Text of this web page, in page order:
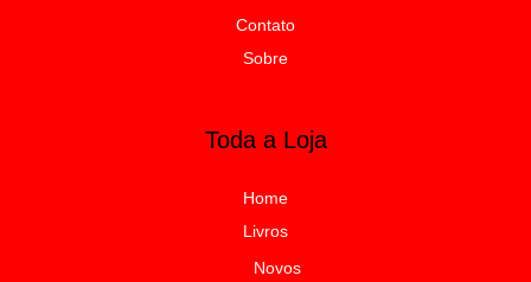
Contato
Sobre
Toda a Loja
Home
Livros
Novos